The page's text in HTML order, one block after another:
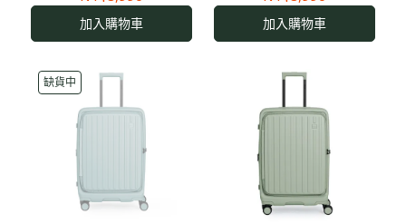
加入購物車 加入購物車
缺貨中